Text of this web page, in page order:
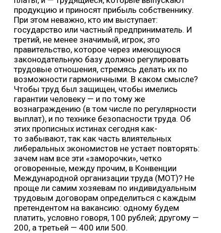
продукцию и приносят прибыль собственнику.
При этом неважно, кто им выступает:
государство или частный предприниматель. И
третий, не менее значимый, игрок, это
правительство, которое через имеющуюся
законодательную базу должно регулировать
трудовые отношения, стремясь делать их по
возможности гармоничными. В каком смысле?
Чтобы труд был защищен, чтобы имелись
гарантии человеку — и по тому же
вознаграждению (в том числе по регулярности
выплат), и по технике безопасности труда. Об
этих прописных истинах сегодня как-
то забывают, так как часть влиятельных
либеральных экономистов не устает повторять:
зачем нам все эти «заморочки», четко
оговоренные, между прочим, в Конвенции
Международной организации труда (МОТ)? Не
проще ли самим хозяевам по индивидуальным
трудовым договорам определиться с каждым
претендентом на вакансию: одному будем
платить, условно говоря, 100 рублей; другому —
200, а третьей — 400 или 500.